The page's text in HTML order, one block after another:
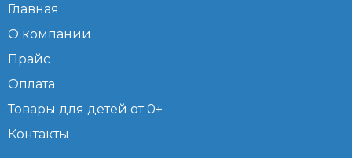
Главная
О компании
Прайс
Оплата
Товары для детей от 0+
Контакты